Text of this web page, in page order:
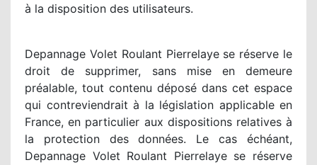
à la disposition des utilisateurs.
Depannage Volet Roulant Pierrelaye se réserve le
droit de supprimer, sans mise en demeure
préalable, tout contenu déposé dans cet espace
qui contreviendrait à la législation applicable en
France, en particulier aux dispositions relatives à
la protection des données. Le cas échéant,
Depannage Volet Roulant Pierrelaye se réserve